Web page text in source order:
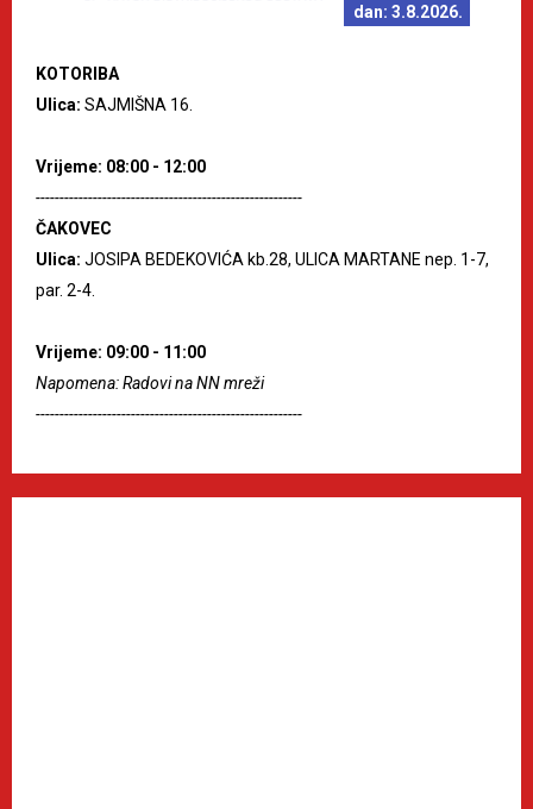
dan: 3.8.2026.
KOTORIBA
Ulica: SAJMIŠNA 16.
Vrijeme: 08:00 - 12:00
--------------------------------------------------------
ČAKOVEC
Ulica: JOSIPA BEDEKOVIĆA kb.28, ULICA MARTANE nep. 1-7,
par. 2-4.
Vrijeme: 09:00 - 11:00
Napomena: Radovi na NN mreži
--------------------------------------------------------